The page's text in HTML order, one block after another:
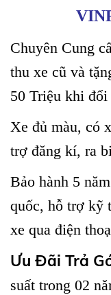
Chuyên Cung
thu xe cũ và
50 Triệu khi
Xe đủ màu, có
trợ đăng kí, ra
Bảo hành 5
quốc, hỗ trợ kỹ
xe qua điện
Ưu Đãi Trả
suất trong 02